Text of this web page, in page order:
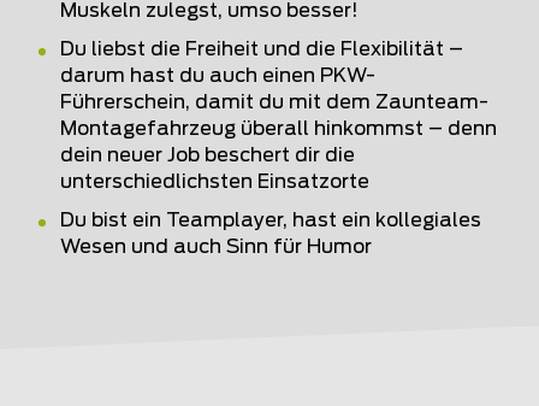
Muskeln zulegst, umso besser!
Du liebst die Freiheit und die Flexibilität –
darum hast du auch einen PKW-
Führerschein, damit du mit dem Zaunteam-
Montagefahrzeug überall hinkommst – denn
dein neuer Job beschert dir die
unterschiedlichsten Einsatzorte
Du bist ein Teamplayer, hast ein kollegiales
Wesen und auch Sinn für Humor